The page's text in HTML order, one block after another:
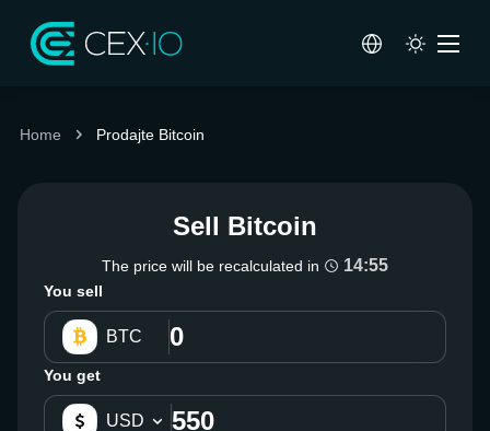
Home Prodajte Bitcoin
Sell Bitcoin
The price will be recalculated in 14:55
You sell
BTC
You get
USD